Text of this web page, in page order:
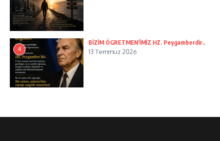
4
BİZİM ÖGRETMEN’İMİZ HZ. Peygamberdir..
13 Temmuz 2026